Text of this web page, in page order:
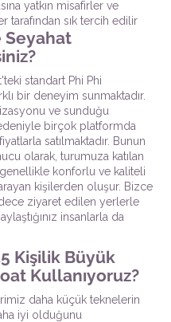
yatkın misafirler ve
tarafından sık tercih edilir
standart Phi Phi
bir deneyim sunmaktadır.
ve sunduğu
birçok platformda
satılmaktadır. Bunun
olarak, turumuza katılan
konforlu ve kaliteli
kişilerden oluşur. Bizce
ziyaret edilen yerlerle
insanlarla da
Kişilik Büyük
Kullanıyoruz?
daha küçük teknelerin
iyi olduğunu